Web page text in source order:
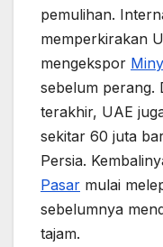
pemulihan.
memperkirakan
mengekspor
sebelum perang.
terakhir, UAE
sekitar 60 juta
Persia.
Pasar mulai
sebelumnya
tajam.